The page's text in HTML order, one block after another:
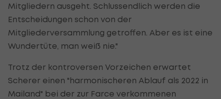
Mitgliedern ausgeht. Schlussendlich werden die
Entscheidungen schon von der
Mitgliederversammlung getroffen. Aber es ist eine
Wundertüte, man weiß nie."
Trotz der kontroversen Vorzeichen erwartet
Scherer einen "harmonischeren Ablauf als 2022 in
Mailand" bei der zur Farce verkommenen